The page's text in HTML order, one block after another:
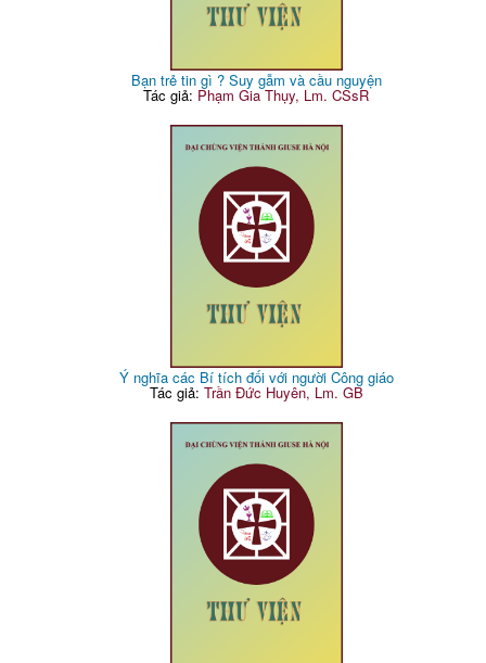
Bạn trẻ tin gì ? Suy gẫm và cầu nguyện
Tác giả: Phạm Gia Thụy, Lm. CSsR
Ý nghĩa các Bí tích đối với người Công giáo
Tác giả: Trần Đức Huyên, Lm. GB